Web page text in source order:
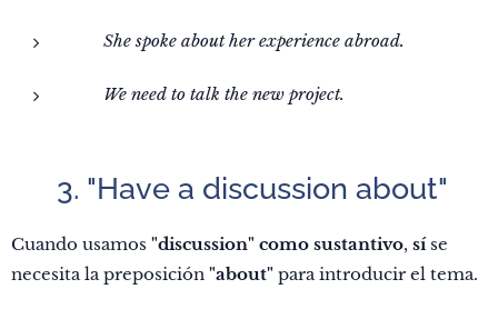
She spoke about her experience abroad.
We need to talk the new project.
✅ 3. "Have a discussion about"
Cuando usamos "discussion" como sustantivo, síse
necesita la preposición "about" para introducir el tema.